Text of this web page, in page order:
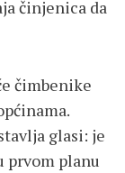
činjenica da
čimbenike
glasi: je
planu